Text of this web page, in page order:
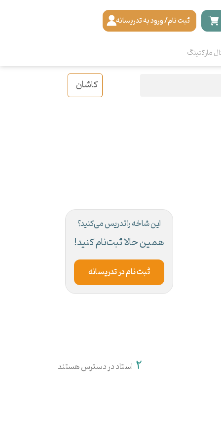
ثبت نام/ ورود به تدریسانه
مارکتینگ
کاشان
این شاخه را تدریس می‌کنید؟
همین حالا ثبت‌نام کنید!
ثبت نام در تدریسانه
2 استاد در دسترس هستند